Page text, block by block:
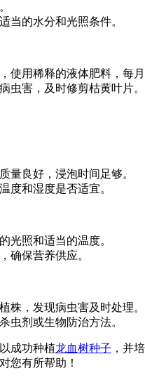
当的水分和光照条件。
使用稀释的液体肥料，每月
虫害，及时修剪枯黄叶片。
量良好，浸泡时间足够。
度和湿度是否适宜。
光照和适当的温度。
确保营养供应。
株，发现病虫害及时处理。
虫剂或生物防治方法。
成功种植龙血树种子 ，并
您有所帮助！